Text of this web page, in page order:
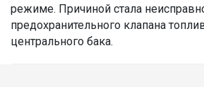
режиме. Причиной стала
предохранительного клапана
центрального бака.